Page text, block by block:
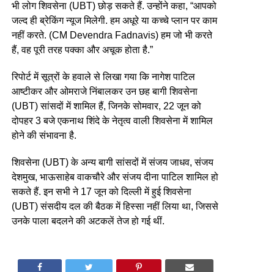
भी लोग शिवसेना (UBT) छोड़ सकते हैं. उन्होंने कहा, “आपको
जल्द ही ब्रेकिंग न्यूज मिलेगी. हम अधूरे या कच्चे प्लान पर काम
नहीं करते. (CM Devendra Fadnavis) हम जो भी करते
हैं, वह पूरी तरह पक्का और अचूक होता है.”
रिपोर्ट में सूत्रों के हवाले से ​​लिखा गया कि नागेश पाटिल
आष्टीकर और ओमराजे निंबालकर उन छह बागी शिवसेना
(UBT) सांसदों में शामिल हैं, जिनके सोमवार, 22 जून को
दोपहर 3 बजे एकनाथ शिंदे के नेतृत्व वाली शिवसेना में शामिल
होने की संभावना है.
शिवसेना (UBT) के अन्य बागी सांसदों में संजय जाधव, संजय
देशमुख, भाऊसाहेब वाकचौरे और संजय दीना पाटिल शामिल हो
सकते हैं. इन सभी ने 17 जून को दिल्ली में हुई शिवसेना
(UBT) संसदीय दल की बैठक में हिस्सा नहीं लिया था, जिससे
उनके पाला बदलने की अटकलें तेज हो गई थीं.